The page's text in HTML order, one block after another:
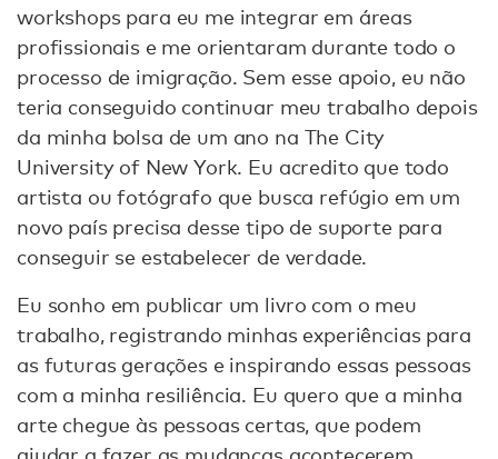
workshops para eu me integrar em áreas
profissionais e me orientaram durante todo o
processo de imigração. Sem esse apoio, eu não
teria conseguido continuar meu trabalho depois
da minha bolsa de um ano na The City
University of New York. Eu acredito que todo
artista ou fotógrafo que busca refúgio em um
novo país precisa desse tipo de suporte para
conseguir se estabelecer de verdade.
Eu sonho em publicar um livro com o meu
trabalho, registrando minhas experiências para
as futuras gerações e inspirando essas pessoas
com a minha resiliência. Eu quero que a minha
arte chegue às pessoas certas, que podem